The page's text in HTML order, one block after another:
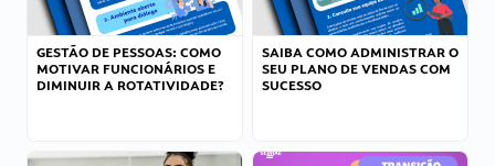
GESTÃO DE PESSOAS: COMO
MOTIVAR FUNCIONÁRIOS E
DIMINUIR A ROTATIVIDADE?
SAIBA COMO ADMINISTRAR O
SEU PLANO DE VENDAS COM
SUCESSO